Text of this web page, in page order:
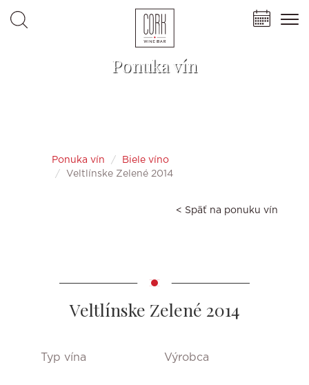
Ponuka vín
Ponuka vín
Biele víno
Veltlínske Zelené 2014
< Späť na ponuku vín
Veltlínske Zelené 2014
Typ vína Výrobca